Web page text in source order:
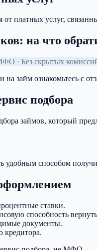
от платных услуг,
на что
· Без скрытых
на займ ознакомьтесь с
подбора
займов, который
удобным способом
ставки.
способность
документы.
кредитора.